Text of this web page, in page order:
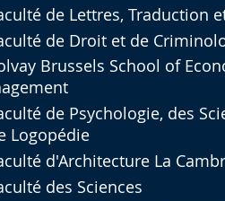
de Lettres, Traduction
de Droit et de
Brussels School of
de Psychologie, des
Logopédie
d'Architecture La
des Sciences